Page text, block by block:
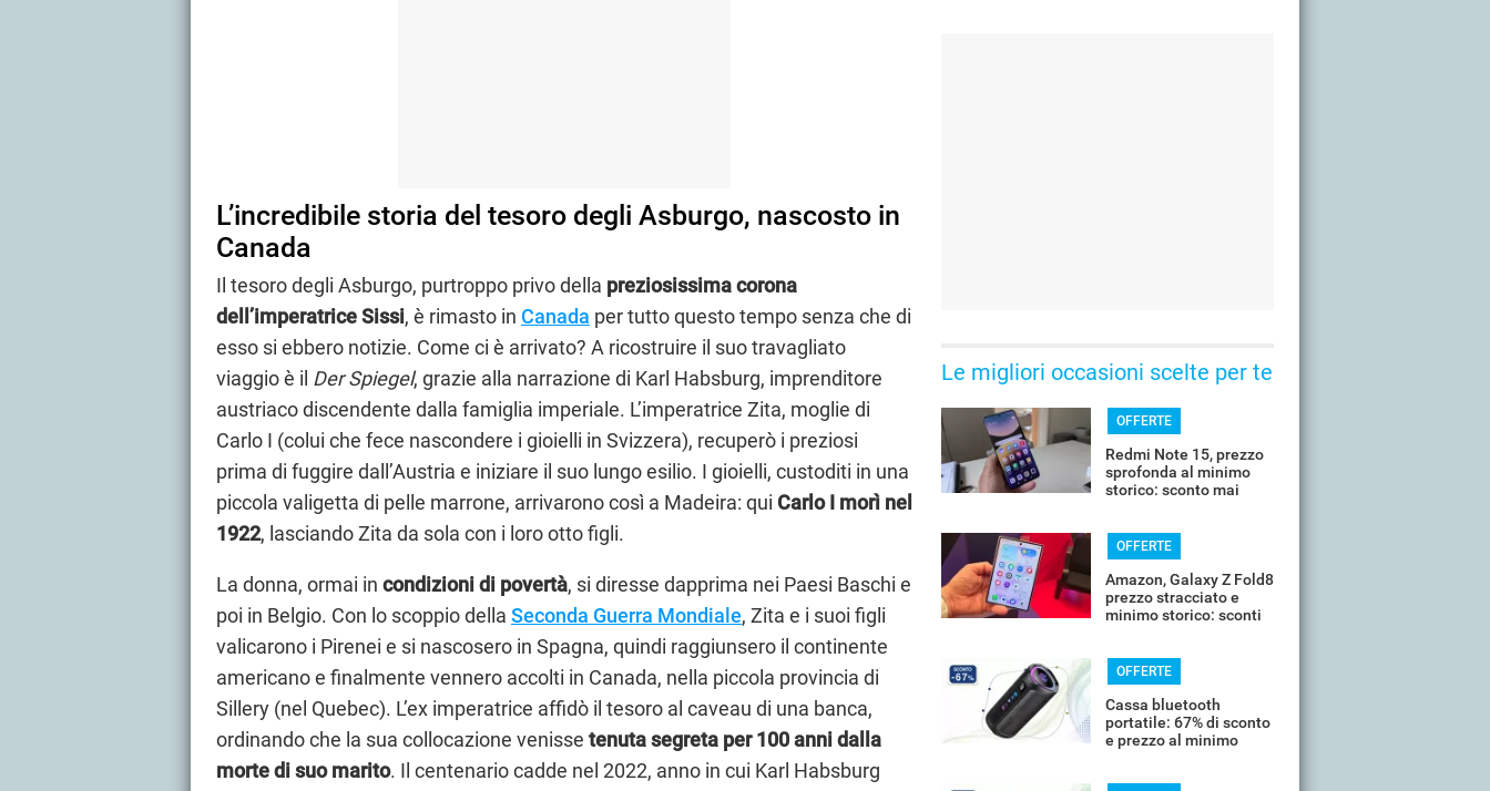
L’incredibile storia del tesoro degli Asburgo, nascosto in
Canada
Il tesoro degli Asburgo, purtroppo privo della preziosissima corona
dell’imperatrice Sissi, è rimasto in Canada per tutto questo tempo senza che di
esso si ebbero notizie. Come ci è arrivato? A ricostruire il suo travagliato
viaggio è il Der Spiegel, grazie alla narrazione di Karl Habsburg, imprenditore
austriaco discendente dalla famiglia imperiale. L’imperatrice Zita, moglie di
Carlo I (colui che fece nascondere i gioielli in Svizzera), recuperò i preziosi
prima di fuggire dall’Austria e iniziare il suo lungo esilio. I gioielli, custoditi in una
piccola valigetta di pelle marrone, arrivarono così a Madeira: qui Carlo I morì nel
1922, lasciando Zita da sola con i loro otto figli.
La donna, ormai in condizioni di povertà, si diresse dapprima nei Paesi Baschi e
poi in Belgio. Con lo scoppio della Seconda Guerra Mondiale, Zita e i suoi figli
valicarono i Pirenei e si nascosero in Spagna, quindi raggiunsero il continente
americano e finalmente vennero accolti in Canada, nella piccola provincia di
Sillery (nel Quebec). L’ex imperatrice affidò il tesoro al caveau di una banca,
ordinando che la sua collocazione venisse tenuta segreta per 100 anni dalla
morte di suo marito. Il centenario cadde nel 2022, anno in cui Karl Habsburg
Le migliori occasioni scelte per te
OFFERTE
Redmi Note 15, prezzo
sprofonda al minimo
storico: sconto mai
OFFERTE
Amazon, Galaxy Z Fold8
prezzo stracciato e
minimo storico: sconti
OFFERTE
Cassa bluetooth
portatile: 67% di sconto
e prezzo al minimo